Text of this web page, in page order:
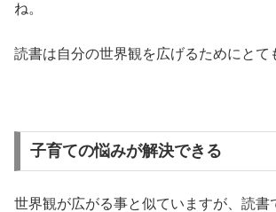
ね。
読書は自分の世界観を広げるためにとて
子育ての悩みが解決できる
世界観が広がる事と似ていますが、読書